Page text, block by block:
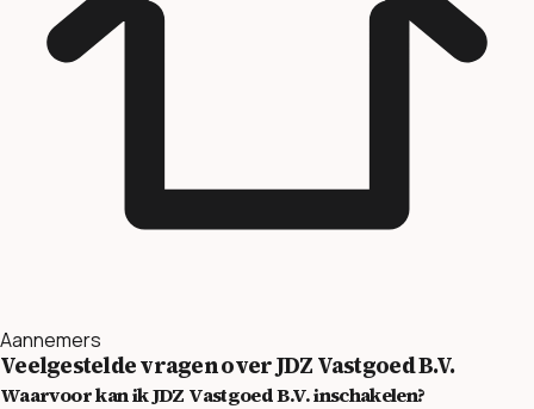
Aannemers
Veelgestelde vragen over JDZ Vastgoed B.V.
Waarvoor kan ik JDZ Vastgoed B.V. inschakelen?